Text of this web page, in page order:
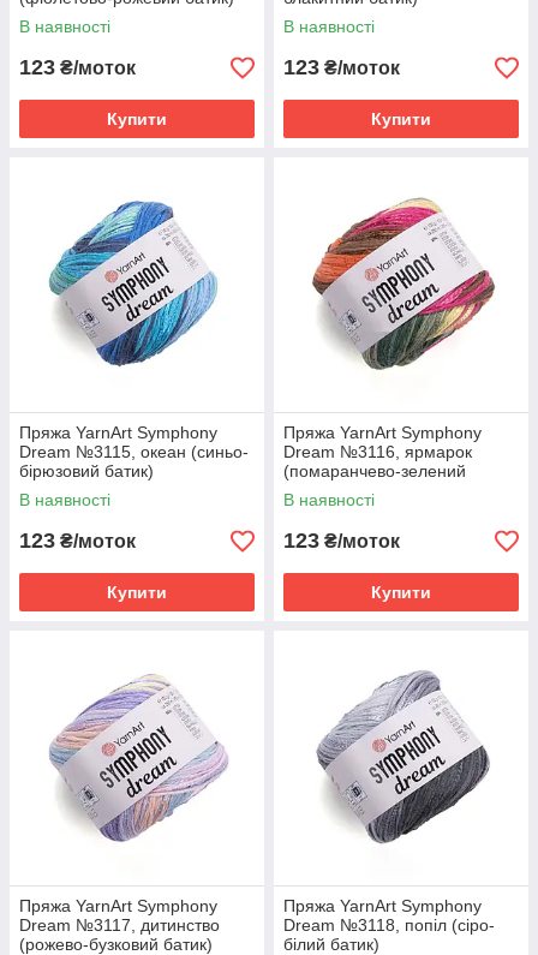
В наявності
123 ₴/моток
Купити
В наявності
123 ₴/моток
Купити
Пряжа YarnArt Symphony
Dream №3115, океан (синьо-
бірюзовий батик)
В наявності
123 ₴/моток
Купити
Пряжа YarnArt Symphony
Dream №3116, ярмарок
(помаранчево-зелений
батик)
В наявності
123 ₴/моток
Купити
Пряжа YarnArt Symphony
Dream №3117, дитинство
(рожево-бузковий батик)
Пряжа YarnArt Symphony
Dream №3118, попіл (сіро-
білий батик)